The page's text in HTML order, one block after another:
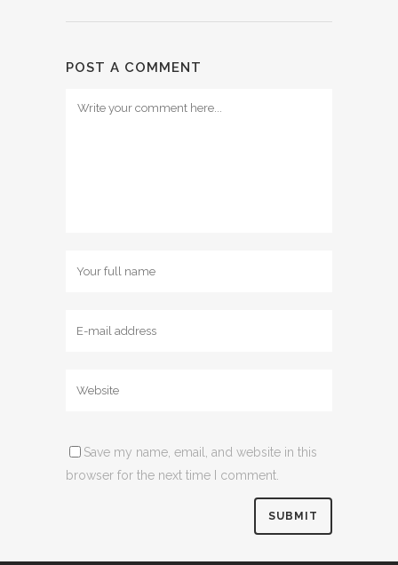
POST A COMMENT
Save my name, email, and website in this
browser for the next time I comment.